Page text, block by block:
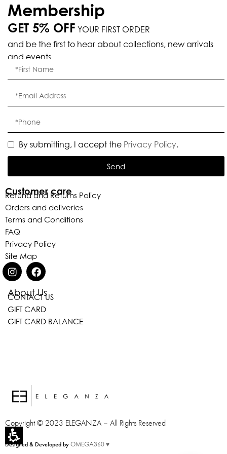
About Us
CONTACT US
GIFT CARD
GIFT CARD BALANCE
Customer care
Refund and Returns Policy
Orders and deliveries
Terms and Conditions
FAQ
Privacy Policy
Site Map
Membership
GET 5% OFF YOUR FIRST ORDER
and be the first to hear about collections, new arrivals
and events.
By submitting, I accept the Privacy Policy.
Send
Copyright © 2023 ELEGANZA – All Rights Reserved
Designed & Developed by OMEGA360 ♥
Eleganza Israel
האם נוכל לעזור לך?